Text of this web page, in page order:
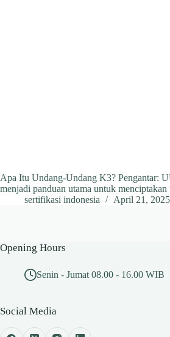
Apa Itu Undang-Undang K3? Pengantar:
menjadi panduan utama untuk
sertifikasi indonesia
April 21, 2025
Opening Hours
Senin - Jumat 08.00 - 16.00 WIB
Social Media